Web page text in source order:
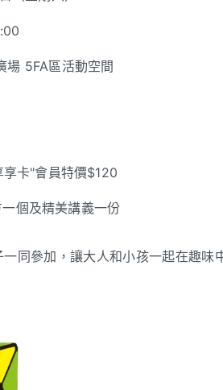
場 5FA區活動空間
卡"會員特價$120
一個及精美講義一份
同參加，讓大人和小孩一起在趣